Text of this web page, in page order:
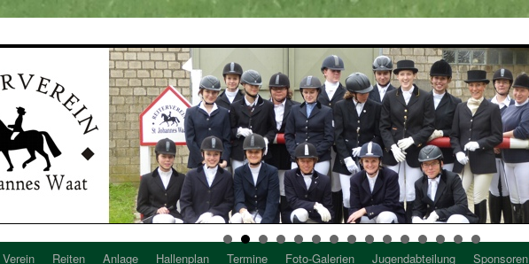
Verein Reiten Anlage Hallenplan Termine Foto-Galerien Jugendabteilung Sponsoren